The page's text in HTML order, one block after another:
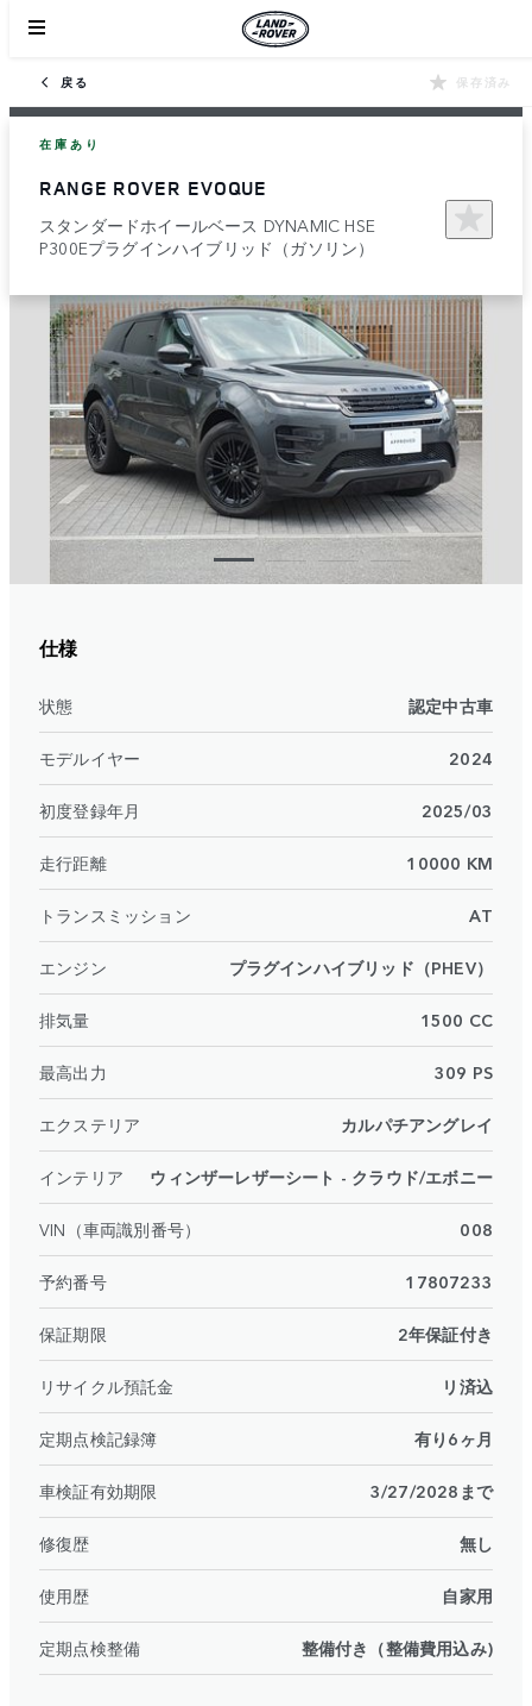
戻る 保存済み
在庫あり
RANGE ROVER EVOQUE
スタンダードホイールベース DYNAMIC HSE
P300Eプラグインハイブリッド（ガソリン）
仕様
状態 認定中古車
モデルイヤー 2024
初度登録年月 2025/03
走行距離 10000 KM
トランスミッション AT
エンジン プラグインハイブリッド（PHEV）
排気量 1500 CC
最高出力 309 PS
エクステリア カルパチアングレイ
インテリア ウィンザーレザーシート - クラウド/エボニー
VIN（車両識別番号） 008
予約番号 17807233
保証期限 2年保証付き
リサイクル預託金 リ済込
定期点検記録簿 有り6ヶ月
車検証有効期限 3/27/2028まで
修復歴 無し
使用歴 自家用
定期点検整備 整備付き（整備費用込み)